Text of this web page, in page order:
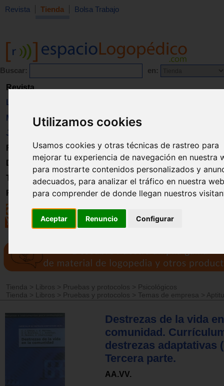
Utilizamos cookies
Usamos cookies y otras técnicas de rastreo para
mejorar tu experiencia de navegación en nuestra
para mostrarte contenidos personalizados y
adecuados, para analizar el tráfico en nuestra
para comprender de donde llegan nuestros
Aceptar Renuncio Configurar
Revista Tienda Bolsa Trabajo
Buscar: en:
Revista
Libros
Material
Juguetes
Formación
Directorio
Trabajo
Registro
Tienda > Libros > Pruebas y protocolos > Psicológicos
Tienda
> Libros > Pruebas y protocolos > Temas de empresa >
Destrezas de la vida
comunidad.
destrezas adaptativas
Tercera parte.
AA.VV.